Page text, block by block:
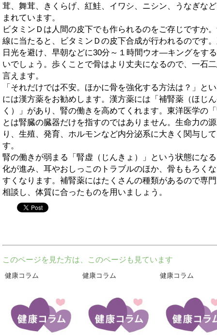
茸、舞茸、きくらげ、紅鮭、イワシ、ニシン、うなぎな
まれています。
ビタミンＤは人間の皮下でも作られるのをご存じですか
線に当たると、ビタミンＤの皮下合成が行われるのです
日光を避け、早朝などに30分～１時間ウオ―キングをす
いでしょう。歩くことで骨はより丈夫になるので、一石
言えます。
「それだけでは不安。ほかに骨を強化する方法は？」と
には漢方薬をお勧めします。漢方薬には「補腎薬（ほじ
く）」があり、腎の働きを高めてくれます。東洋医学の
とは腎臓の臓器だけを指すのではありません。生命力の
り、生殖、発育、ホルモンなど内分泌系に大きく関与し
す。
腎の働きが弱まる「腎虚（じんきょ）」という状態にな
化が進み、耳やおしっこのトラブルのほか、骨ももろく
すくなります。補腎薬にはたくさんの種類があるので専
相談し、体質に合ったものを用いましょう。
このページを見た方は、このページも見ています
健康コラム 健康コラム 健康コラム